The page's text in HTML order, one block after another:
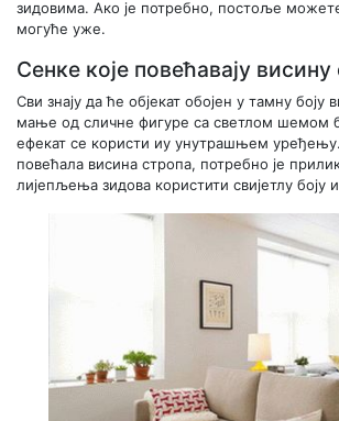
зидовима. Ако је потребно, постоље
могуће уже.
Сенке које повећавају висину
Сви знају да ће објекат обојен у тамну боју
мање од сличне фигуре са светлом шемом
ефекат се користи иу унутрашњем
повећала висина стропа, потребно је
лијепљења зидова користити свијетлу боју